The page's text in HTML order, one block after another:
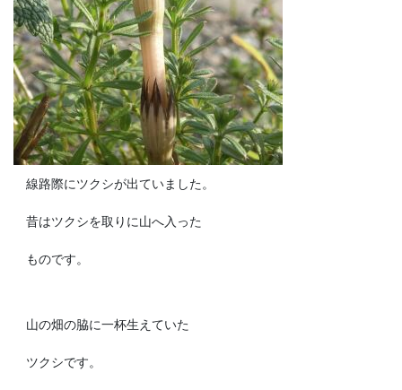
線路際にツクシが出ていました。
昔はツクシを取りに山へ入った
ものです。
山の畑の脇に一杯生えていた
ツクシです。